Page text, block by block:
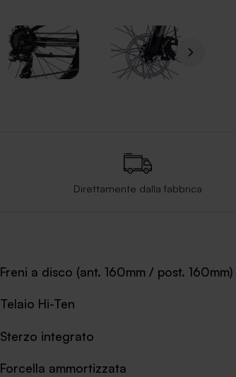
Direttamente dalla fabbrica
Freni a disco (ant. 160mm / post. 160mm)
Telaio Hi-Ten
Sterzo integrato
Forcella ammortizzata